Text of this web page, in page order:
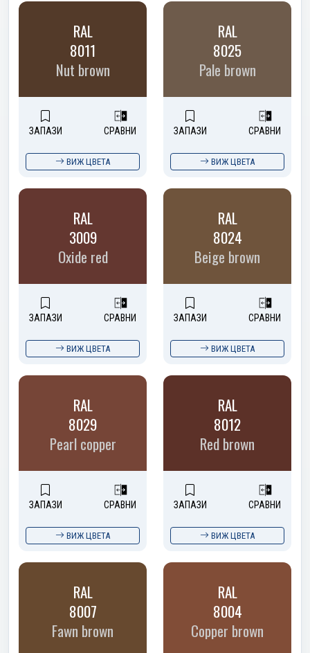
RAL
8011
Nut brown
ЗАПАЗИ СРАВНИ
ВИЖ ЦВЕТА
RAL
8025
Pale brown
ЗАПАЗИ СРАВНИ
ВИЖ ЦВЕТА
RAL
3009
Oxide red
ЗАПАЗИ СРАВНИ
ВИЖ ЦВЕТА
RAL
8024
Beige brown
ЗАПАЗИ СРАВНИ
ВИЖ ЦВЕТА
RAL
8029
Pearl copper
ЗАПАЗИ СРАВНИ
ВИЖ ЦВЕТА
RAL
8012
Red brown
ЗАПАЗИ СРАВНИ
ВИЖ ЦВЕТА
RAL
8007
Fawn brown
RAL
8004
Copper brown